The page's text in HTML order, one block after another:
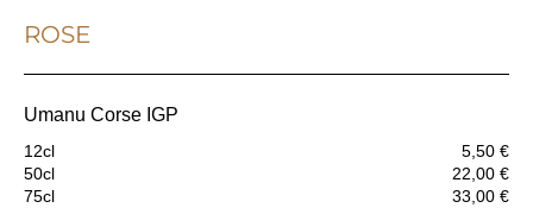
ROSE
Umanu Corse IGP
12cl
5,50 €
50cl
22,00 €
75cl
33,00 €